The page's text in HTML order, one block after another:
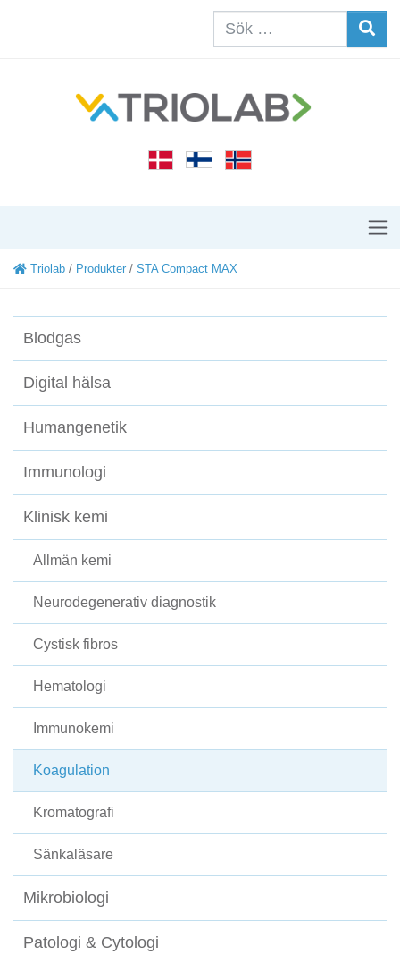
Triolab / Produkter / STA Compact MAX
Blodgas
Digital hälsa
Humangenetik
Immunologi
Klinisk kemi
Allmän kemi
Neurodegenerativ diagnostik
Cystisk fibros
Hematologi
Immunokemi
Koagulation
Kromatografi
Sänkaläsare
Mikrobiologi
Patologi & Cytologi